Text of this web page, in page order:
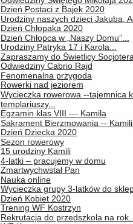
Dzień Postaci z Bajek 2020
Urodziny naszych dzieci Jakuba,
Dzień Chłopaka 2020
Dzień Chłopca w „Naszy Domu”...
Urodziny Patryka 17 i Karola...
Zapraszamy do Świetlicy
Odwiedziny Cabrio Rajd
Fenomenalna przygoda
Rowerki nad jeziorem
Wycieczka rowerowa --tajemnica
templariuszy...
Egzamin klas VIII --- Kamila
Sakrament Bierzmowania --
Dzień Dziecka 2020
Sezon rowerowy
15 urodziny Kamili
4-latki – pracujemy w domu
Zmartwychwstał Pan
Nauka online
Wycieczka grupy 3-latków do
Dzień Kobiet 2020
Trening WF Kostrzyn
Rekrutacja do przedszkola na rok...